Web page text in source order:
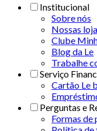
Institucional
Sobre nós
Nossas
Clube
Blog da Le
Trabalhe
Serviço
Cartão Le
Perguntas e
Formas de